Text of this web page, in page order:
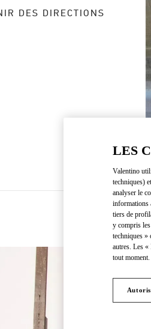
DES DIRECTIONS
LES
Valentino
techniques)
analyser le
informations
tiers de
y compris
techniques »
autres. Les «
tout